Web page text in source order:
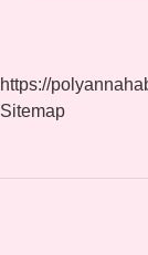
https://
Sitemap